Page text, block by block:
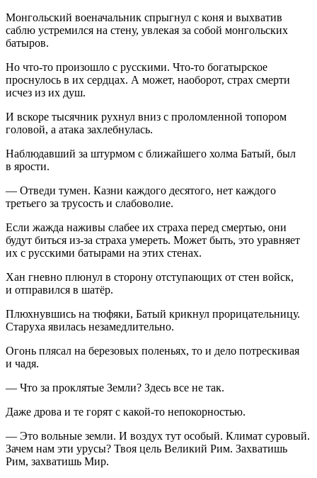
Монгольский военачальник спрыгнул с коня и выхватив
саблю устремился на стену, увлекая за собой монгольских
батыров.
Но что-то произошло с русскими. Что-то богатырское
проснулось в их сердцах. А может, наоборот, страх смерти
исчез из их душ.
И вскоре тысячник рухнул вниз с проломленной топором
головой, а атака захлебнулась.
Наблюдавший за штурмом с ближайшего холма Батый, был
в ярости.
— Отведи тумен. Казни каждого десятого, нет каждого
третьего за трусость и слабоволие.
Если жажда наживы слабее их страха перед смертью, они
будут биться из-за страха умереть. Может быть, это уравняет
их с русскими батырами на этих стенах.
Хан гневно плюнул в сторону отступающих от стен войск,
и отправился в шатёр.
Плюхнувшись на тюфяки, Батый крикнул прорицательницу.
Старуха явилась незамедлительно.
Огонь плясал на березовых поленьях, то и дело потрескивая
и чадя.
— Что за проклятые Земли? Здесь все не так.
Даже дрова и те горят с какой-то непокорностью.
— Это вольные земли. И воздух тут особый. Климат суровый.
Зачем нам эти урусы? Твоя цель Великий Рим. Захватишь
Рим, захватишь Мир.